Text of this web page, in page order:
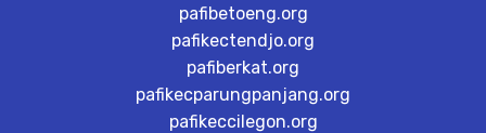
pafibetoeng.org
pafikectendjo.org
pafiberkat.org
pafikecparungpanjang.org
pafikeccilegon.org